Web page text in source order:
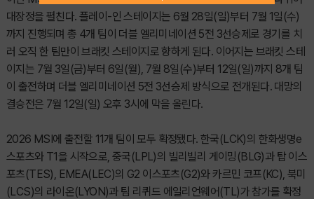
대장정을 펼친다. 플레이-인 스테이지는 6월 28일(일)부터 7월 1일(수)
까지 진행되며 총 4개 팀이 더블 엘리미네이션 5전 3선승제로 경기를 치
러 오직 한 팀만이 브래킷 스테이지로 향하게 된다. 이어지는 브래킷 스테
이지는 7월 3일(금)부터 6일(월), 7월 8일(수)부터 12일(일)까지 8개 팀
이 출전하며 더블 엘리미네이션 5전 3선승제 방식으로 전개된다. 대망의
결승전은 7월 12일(일) 오후 3시에 막을 올린다.
2026 MSI에 출전할 11개 팀이 모두 확정됐다. 한국(LCK)의 한화생명e
스포츠와 T1을 시작으로, 중국(LPL)의 빌리빌리 게이밍(BLG)과 탑 이스
포츠(TES), EMEA(LEC)의 G2 이스포츠(G2)와 카르민 코프(KC), 북미
(LCS)의 라이온(LYON)과 팀 리퀴드 에일리언웨어(TL)가 참가를 확정